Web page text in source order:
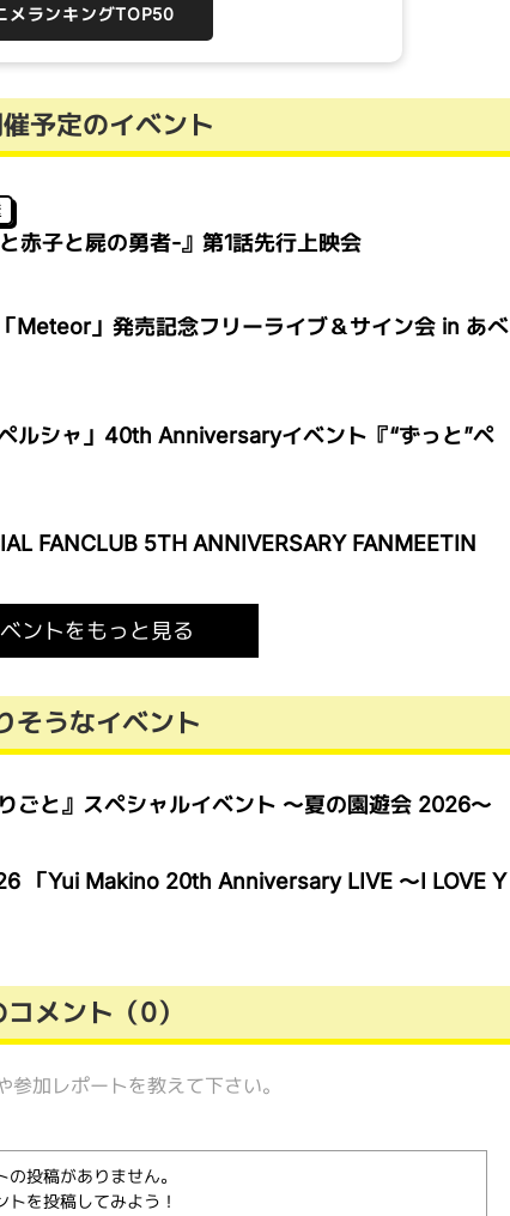
メランキングTOP50
予定のイベント
赤子と屍の勇者-』第1話先行上映会
Meteor」発売記念フリーライブ＆サイン会 in あべ
ルシャ」40th Anniversaryイベント『“ずっと”ペ
FANCLUB 5TH ANNIVERSARY FANMEETIN
ントをもっと見る
そうなイベント
ごと』スペシャルイベント ～夏の園遊会 2026～
「Yui Makino 20th Anniversary LIVE ～I LOVE Y
メント（0）
参加レポートを教えて下さい。
の投稿がありません。
トを投稿してみよう！